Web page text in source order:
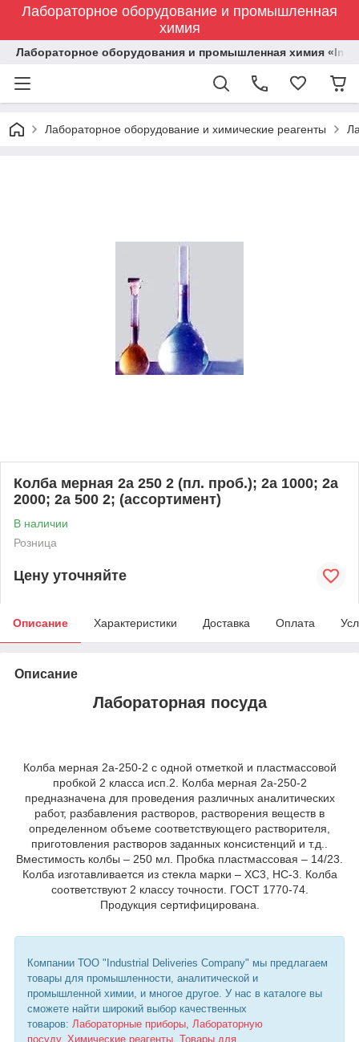
Лабораторное оборудование и промышленная
химия
Лабораторное оборудования и промышленная химия
Лабораторное оборудование и химические реагенты
Колба мерная 2а 250 2 (пл. проб.); 2а 1000; 2а
2000; 2а 500 2; (ассортимент)
В наличии
Розница
Цену уточняйте
Описание Характеристики Доставка Оплата
Описание
Лабораторная посуда
Колба мерная 2а-250-2 с одной отметкой и пластмассовой
пробкой 2 класса исп.2. Колба мерная 2а-250-2
предназначена для проведения различных аналитических
работ, разбавления растворов, растворения веществ в
определенном объеме соответствующего растворителя,
приготовления растворов заданных консистенций и т.д..
Вместимость колбы – 250 мл. Пробка пластмассовая – 14/23.
Колба изготавливается из стекла марки – ХС3, НС-3. Колба
соответствуют 2 классу точности. ГОСТ 1770-74.
Продукция сертифицирована.
Компании ТОО "Industrial Deliveries Company" мы предлагаем
товары для промышленности, аналитической и
промышленной химии, и многое другое. У нас в каталоге вы
сможете найти широкий выбор качественных
товаров: Лабораторные приборы, Лабораторную
посуду, Химические реагенты, Товары для